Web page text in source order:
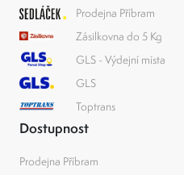
Prodejna Příbram
Zásilkovna do 5 Kg
GLS - Výdejní místa
GLS
Toptrans
Dostupnost
Prodejna Příbram